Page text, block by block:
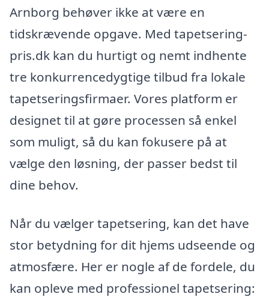
Arnborg behøver ikke at være en
tidskrævende opgave. Med tapetsering-
pris.dk kan du hurtigt og nemt indhente
tre konkurrencedygtige tilbud fra lokale
tapetseringsfirmaer. Vores platform er
designet til at gøre processen så enkel
som muligt, så du kan fokusere på at
vælge den løsning, der passer bedst til
dine behov.
Når du vælger tapetsering, kan det have
stor betydning for dit hjems udseende og
atmosfære. Her er nogle af de fordele, du
kan opleve med professionel tapetsering: